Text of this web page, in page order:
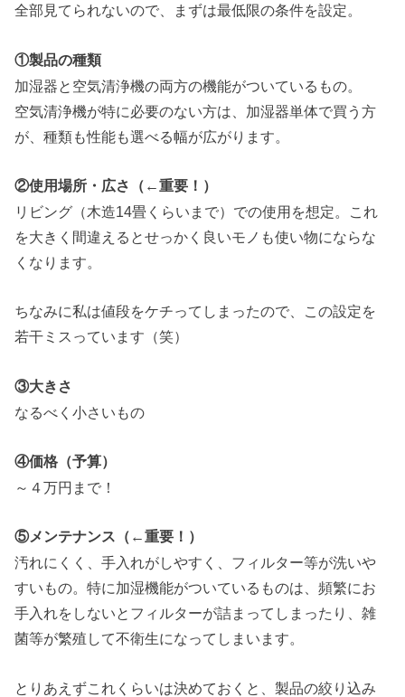
全部見てられないので、まずは最低限の条件を設定。
①製品の種類
加湿器と空気清浄機の両方の機能がついているもの。
空気清浄機が特に必要のない方は、加湿器単体で買う方
が、種類も性能も選べる幅が広がります。
②使用場所・広さ（←重要！）
リビング（木造14畳くらいまで）での使用を想定。 これ
を大きく間違えるとせっかく良いモノも使い物にならな
くなります。
ちなみに私は値段をケチってしまったので、この設定を
若干ミスっています（笑）
③大きさ
なるべく小さいもの
④価格（予算）
～４万円まで！
⑤メンテナンス（←重要！）
汚れにくく、手入れがしやすく、フィルター等が洗いや
すいもの。特に加湿機能がついているものは、頻繁にお
手入れをしないとフィルターが詰まってしまったり、雑
菌等が繁殖して不衛生になってしまいます。
とりあえずこれくらいは決めておくと、製品の絞り込み